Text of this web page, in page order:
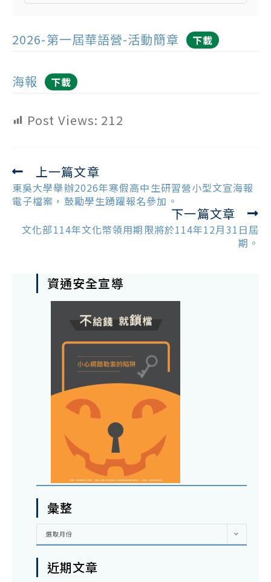
2026-第一屆華語營-活動簡章 下載
海報 下載
Post Views: 212
Read
more
articles
上一篇文章
東吳大學舉辦2026年寒假高中生研習營小型文宣海報
電子檔案，鼓勵學生踴躍報名參加。
下一篇文章
文化部114年文化幣領用期限將於114年12月31日屆
期。
資通安全宣導
彙整
彙
選取月份
近期文章